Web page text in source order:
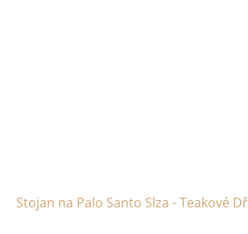
Stojan na Palo Santo Slza - Teakové